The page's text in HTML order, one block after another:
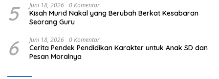
5 Juni 18, 2026 0 Komentar
Kisah Murid Nakal yang Berubah Berkat Kesabaran
Seorang Guru
6 Juni 18, 2026 0 Komentar
Cerita Pendek Pendidikan Karakter untuk Anak SD dan
Pesan Moralnya